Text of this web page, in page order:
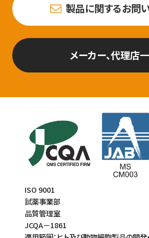
製品に関するお問
メーカー、代理店
ISO 9001
試薬事業部
品質管理室
JCQA－1861